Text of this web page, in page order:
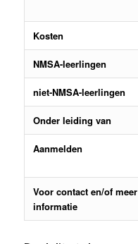
Kosten
NMSA-leerlingen
niet-NMSA-leerlingen
Onder leiding van
Aanmelden
Voor contact en/of meer
informatie